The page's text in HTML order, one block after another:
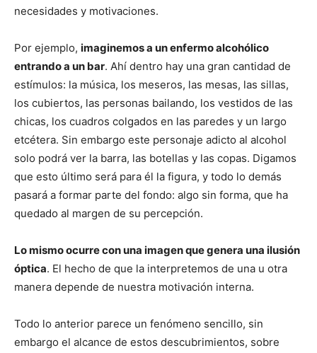
necesidades y motivaciones.
Por ejemplo, imaginemos a un enfermo alcohólico
entrando a un bar. Ahí dentro hay una gran cantidad de
estímulos: la música, los meseros, las mesas, las sillas,
los cubiertos, las personas bailando, los vestidos de las
chicas, los cuadros colgados en las paredes y un largo
etcétera. Sin embargo este personaje adicto al alcohol
solo podrá ver la barra, las botellas y las copas. Digamos
que esto último será para él la figura, y todo lo demás
pasará a formar parte del fondo: algo sin forma, que ha
quedado al margen de su percepción.
Lo mismo ocurre con una imagen que genera una ilusión
óptica. El hecho de que la interpretemos de una u otra
manera depende de nuestra motivación interna.
Todo lo anterior parece un fenómeno sencillo, sin
embargo el alcance de estos descubrimientos, sobre